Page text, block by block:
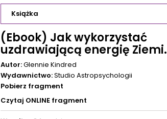
Książka
(Ebook) Jak wykorzystać
uzdrawiającą energię Ziemi.
Autor:Glennie Kindred
Wydawnictwo:Studio Astropsychologii
Pobierz fragment
Czytaj ONLINE fragment